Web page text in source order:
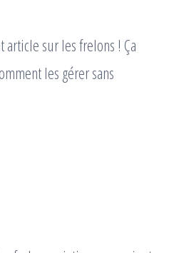
article sur les frelons ! Ça
les gérer sans